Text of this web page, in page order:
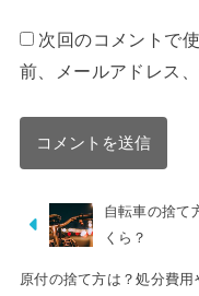
次回のコメントで
前、メールアドレス
自転車の捨て
くら？
原付の捨て方は？処分費